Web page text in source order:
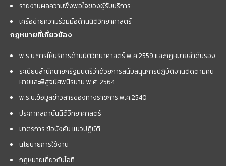
รายงานผลความพึงพอใจของผู้รับบริการ
เครือข่ายความร่วมมือด้านนิติวิทยาศาสตร์
กฎหมายที่เกี่ยวข้อง
พ.ร.บ.การให้บริการด้านนิติวิทยาศาสตร์ พ.ศ.2559 และกฏหมายลำดับรอง
ระเบียบสำนักนายกรัฐมนตรีว่าด้วยการสนับสนุนการปฏิบัติงานติดตามคน
หายและพิสูจน์ศพนิรนาม พ.ศ. 2564
พ.ร.บ.ข้อมูลข่าวสารของทางราชการ พ.ศ.2540
ประกาศสถาบันนิติวิทยาศาสตร์
มาตรการ ข้อบังคับ แนวปฏิบัติ
นโยบายการใช้งาน
กฎหมายเกี่ยวกับไอที